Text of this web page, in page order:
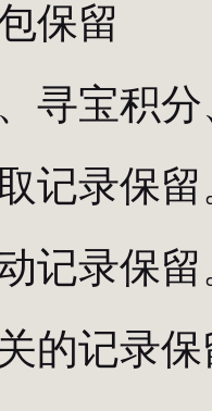
保留
寻宝积
记录保留
记录保留
的记录